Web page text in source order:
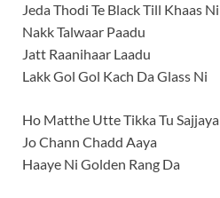
Jeda Thodi Te Black Till Khaas Ni
Nakk Talwaar Paadu
Jatt Raanihaar Laadu
Lakk Gol Gol Kach Da Glass Ni
Ho Matthe Utte Tikka Tu Sajjaya
Jo Chann Chadd Aaya
Haaye Ni Golden Rang Da